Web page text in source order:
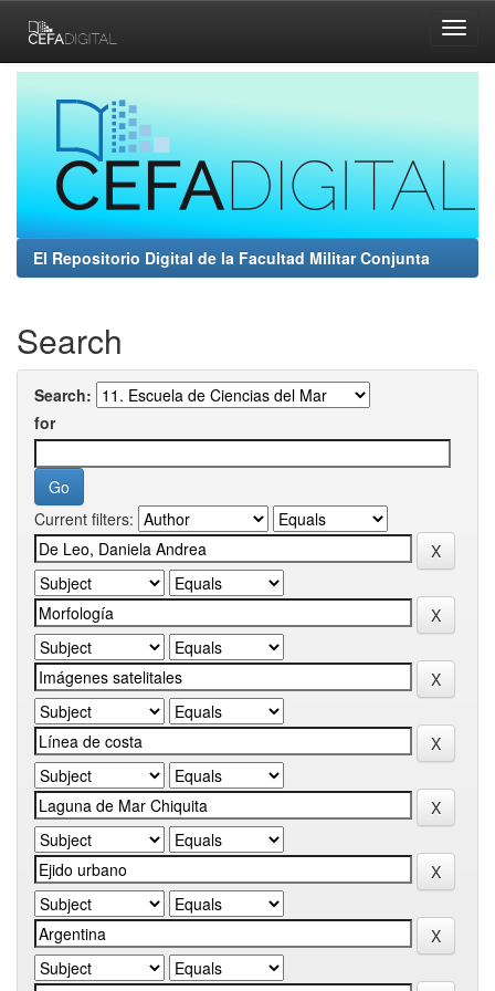
navigation
El Repositorio Digital de la Facultad Militar Conjunta
Search
Search:
for
Current filters: